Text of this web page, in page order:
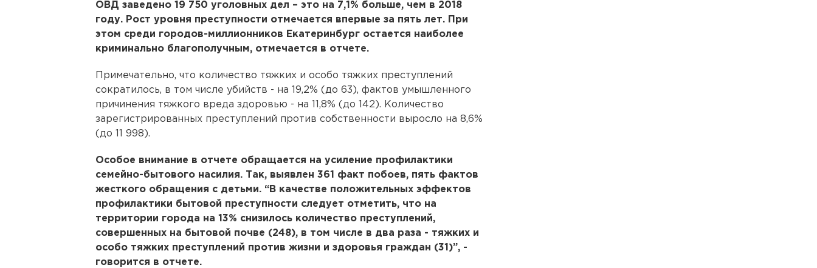
ОВД заведено 19 750 уголовных дел – это на 7,1% больше, чем в 2018
году. Рост уровня преступности отмечается впервые за пять лет. При
этом среди городов-миллионников Екатеринбург остается наиболее
криминально благополучным, отмечается в отчете.
Примечательно, что количество тяжких и особо тяжких преступлений
сократилось, в том числе убийств - на 19,2% (до 63), фактов умышленного
причинения тяжкого вреда здоровью - на 11,8% (до 142). Количество
зарегистрированных преступлений против собственности выросло на 8,6%
(до 11 998).
Особое внимание в отчете обращается на усиление профилактики
семейно-бытового насилия. Так, выявлен 361 факт побоев, пять фактов
жесткого обращения с детьми. “В качестве положительных эффектов
профилактики бытовой преступности следует отметить, что на
территории города на 13% снизилось количество преступлений,
совершенных на бытовой почве (248), в том числе в два раза - тяжких и
особо тяжких преступлений против жизни и здоровья граждан (31)”, -
говорится в отчете.